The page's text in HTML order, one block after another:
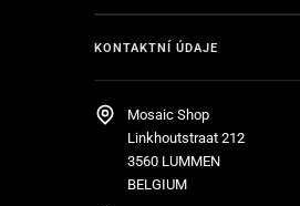
KONTAKTNÍ ÚDAJE
Mosaic Shop
Linkhoutstraat 212
3560 LUMMEN
BELGIUM